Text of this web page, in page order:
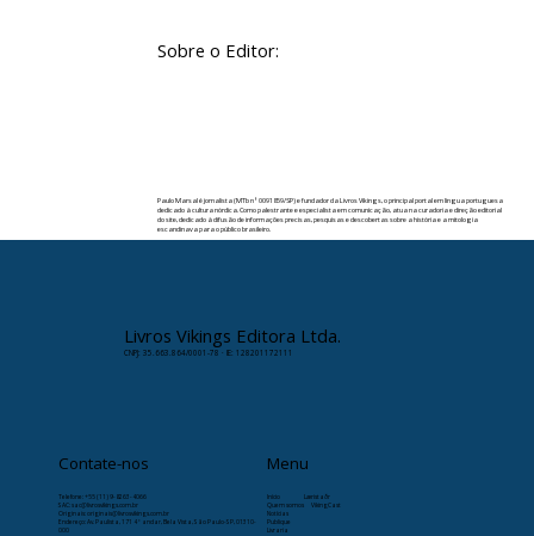
Sobre o Editor:
Paulo Marsal é jornalista (MTb nº 0091859/SP) e fundador da Livros Vikings, o principal portal em língua portuguesa
dedicado à cultura nórdica. Como palestrante e especialista em comunicação, atua na curadoria e direção editorial
do site, dedicado à difusão de informações precisas, pesquisas e descobertas sobre a história e a mitologia
escandinava para o público brasileiro.
Livros Vikings Editora Ltda.
CNPJ: 35.663.864/0001-78 · IE: 128201172111
Contate-nos
Telefone:+55 (11) 9-8263-4066
SAC: sac@livrosvikings.com.br
Originais: originais@livrosvikings.com.br
Endereço: Av. Paulista, 171 4º andar, Bela Vista, São Paulo-SP, 01310-
000
Menu
Início
Læristaðr
Quem somos
VikingCast
Notícias
Publique
Livraria